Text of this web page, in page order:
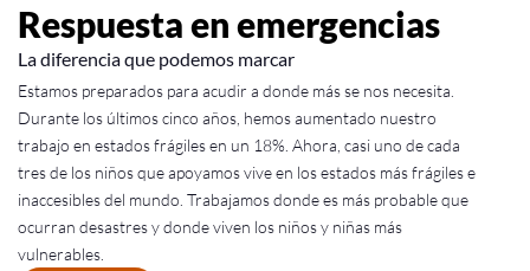
Respuesta en emergencias
La diferencia que podemos marcar
Estamos preparados para acudir a donde más se nos necesita.
Durante los últimos cinco años, hemos aumentado nuestro
trabajo en estados frágiles en un 18%. Ahora, casi uno de cada
tres de los niños que apoyamos vive en los estados más frágiles e
inaccesibles del mundo. Trabajamos donde es más probable que
ocurran desastres y donde viven los niños y niñas más
vulnerables.